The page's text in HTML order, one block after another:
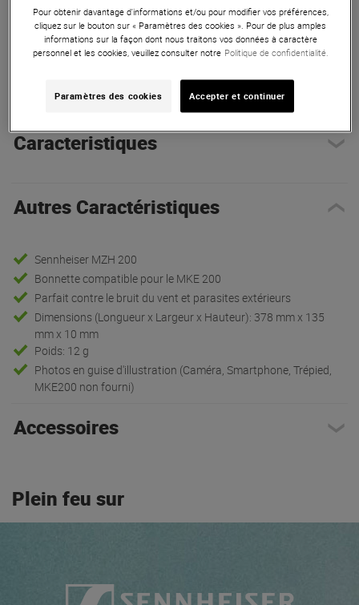
Autres Caractéristiques | Présentation | Accessoires
Caracteristiques
Autres Caractéristiques
Sennheiser MZH 200
Bonnette compatible pour le MKE 200
Parfait contre le bruit du vent et parasites extérieurs
Dimensions (Longueur x Largeur x Hauteur): 378 mm x 135
mm x 10 mm
Poids: 12 g
Photos en guise d'illustration (Caméra, Smartphone, Trépied,
MKE200 non fourni)
Accessoires
Plein feu sur
Pour obtenir davantage d'informations et/ou pour modifier vos préférences,
cliquez sur le bouton sur « Paramètres des cookies ». Pour de plus amples
informations sur la façon dont nous traitons vos données à caractère
personnel et les cookies, veuillez consulter notre Politique de confidentialité.
Paramètres des cookies Accepter et continuer